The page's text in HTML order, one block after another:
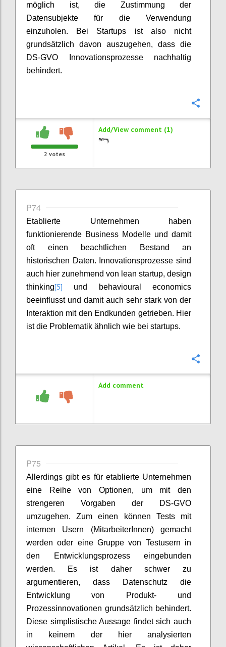
möglich ist, die Zustimmung der
Datensubjekte für die Verwendung
einzuholen. Bei Startups ist also nicht
grundsätzlich davon auszugehen, dass die
DS-GVO Innovationsprozesse nachhaltig
behindert.
2 votes
Add/View comment (1)
P74
Etablierte Unternehmen haben
funktionierende Business Modelle und damit
oft einen beachtlichen Bestand an
historischen Daten. Innovationsprozesse sind
auch hier zunehmend von lean startup, design
thinking[5] und behavioural economics
beeinflusst und damit auch sehr stark von der
Interaktion mit den Endkunden getrieben. Hier
ist die Problematik ähnlich wie bei startups.
Add comment
P75
Allerdings gibt es für etablierte Unternehmen
eine Reihe von Optionen, um mit den
strengeren Vorgaben der DS-GVO
umzugehen. Zum einen können Tests mit
internen Usern (MitarbeiterInnen) gemacht
werden oder eine Gruppe von Testusern in
den Entwicklungsprozess eingebunden
werden. Es ist daher schwer zu
argumentieren, dass Datenschutz die
Entwicklung von Produkt- und
Prozessinnovationen grundsätzlich behindert.
Diese simplistische Aussage findet sich auch
in keinem der hier analysierten